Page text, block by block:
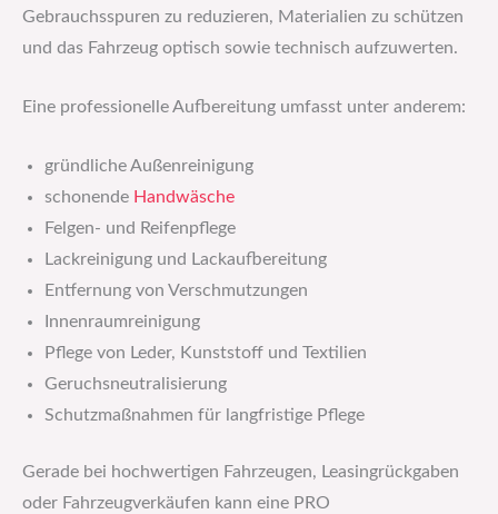
Gebrauchsspuren zu reduzieren, Materialien zu schützen
und das Fahrzeug optisch sowie technisch aufzuwerten.
Eine professionelle Aufbereitung umfasst unter anderem:
gründliche Außenreinigung
schonende Handwäsche
Felgen- und Reifenpflege
Lackreinigung und Lackaufbereitung
Entfernung von Verschmutzungen
Innenraumreinigung
Pflege von Leder, Kunststoff und Textilien
Geruchsneutralisierung
Schutzmaßnahmen für langfristige Pflege
Gerade bei hochwertigen Fahrzeugen, Leasingrückgaben
oder Fahrzeugverkäufen kann eine PRO